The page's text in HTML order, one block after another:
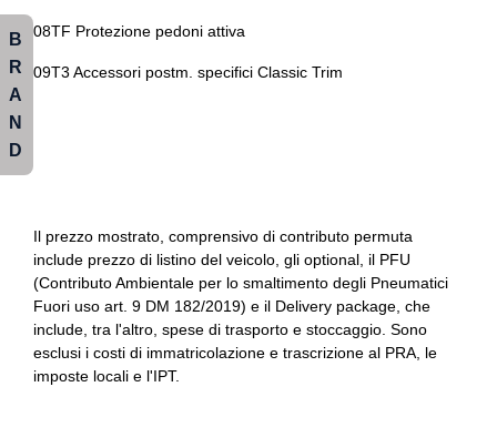
08TF Protezione pedoni attiva
09T3 Accessori postm. specifici Classic Trim
Il prezzo mostrato, comprensivo di contributo permuta
include prezzo di listino del veicolo, gli optional, il PFU
(Contributo Ambientale per lo smaltimento degli Pneumatici
Fuori uso art. 9 DM 182/2019) e il Delivery package, che
include, tra l'altro, spese di trasporto e stoccaggio. Sono
esclusi i costi di immatricolazione e trascrizione al PRA, le
imposte locali e l'IPT.
B
R
A
N
D